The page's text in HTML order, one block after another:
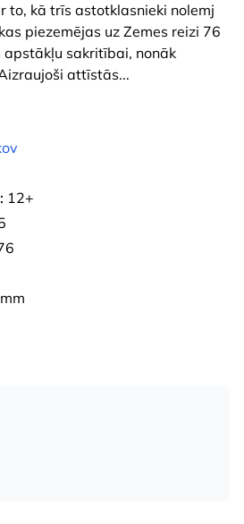
to, kā trīs astotklasnieki nolemj
piezemējas uz Zemes reizi 76
sakritībai, nonāk
attīstās...
12+